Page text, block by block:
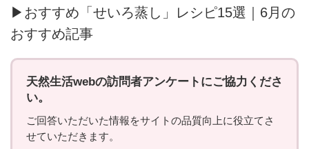
▶おすすめ「せいろ蒸し」レシピ15選｜6月の
おすすめ記事